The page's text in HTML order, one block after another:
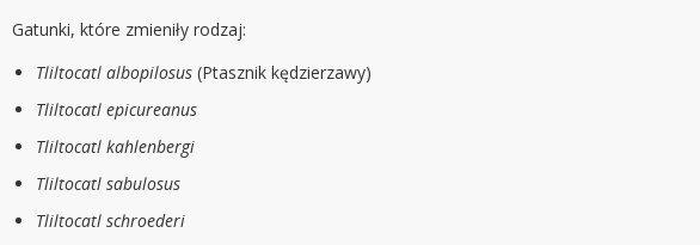
Gatunki, które zmieniły rodzaj:
Tliltocatl albopilosus (Ptasznik kędzierzawy)
Tliltocatl epicureanus
Tliltocatl kahlenbergi
Tliltocatl sabulosus
Tliltocatl schroederi